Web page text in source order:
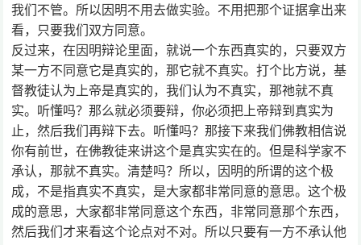
我们不管。所以因明不用去做实验。不用把那个证据拿出来
看，只要我们双方同意。
反过来，在因明辩论里面，就说一个东西真实的，只要双方
某一方不同意它是真实的，那它就不真实。打个比方说，基
督教徒认为上帝是真实的，我们认为不真实，那祂就不真
实。听懂吗？那么就必须要辩，你必须把上帝辩到真实为
止，然后我们再辩下去。听懂吗？那接下来我们佛教相信说
你有前世，在佛教徒来讲这个是真实实在的。但是科学家不
承认，那就不真实。清楚吗？所以，因明的所谓的这个极
成，不是指真实不真实，是大家都非常同意的意思。这个极
成的意思，大家都非常同意这个东西，非常同意那个东西，
然后我们才来看这个论点对不对。所以只要有一方不承认他